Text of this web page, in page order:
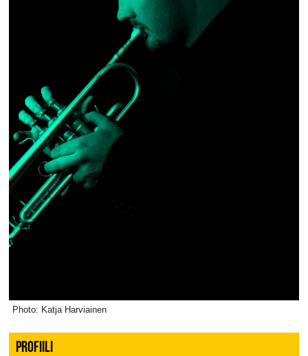
Photo: Katja Harviainen
PROFIILI